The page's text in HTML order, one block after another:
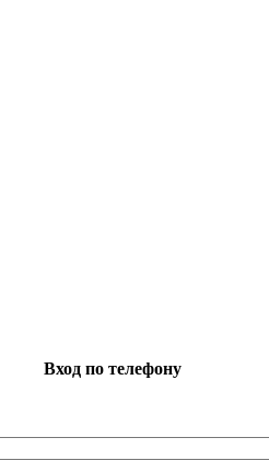
Вход по телефону